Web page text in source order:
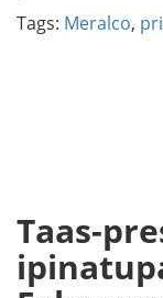
Tags: Meralco,
Taas-